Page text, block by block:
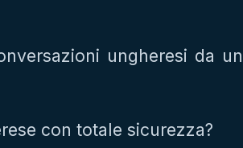
ungheresi da un
con totale sicurezza?